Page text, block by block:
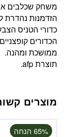
משחק שכלבים
הזדמנות נהדרת
כדורי הטניס
הכדורים
ממושכת ומהנה.
תוצרת afp.
מוצרים
‫65% הנחה